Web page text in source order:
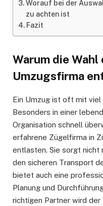
Worauf bei der
zu achten ist
Fazit
Warum die
Umzugsfirma
Ein Umzug ist oft mit viel
Besonders in einer
Organisation schnell
erfahrene Zügelfirma in
entlasten. Sie sorgt nicht
den sicheren Transport
bietet auch eine
Planung und
richtigen Partner wird